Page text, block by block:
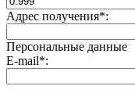
Адрес получения*:
Персональные данные
E-mail*: